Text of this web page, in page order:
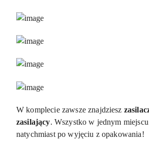
W komplecie zawsze znajdziesz
zasilający. Wszystko w jednym
natychmiast po wyjęciu z opakowania!